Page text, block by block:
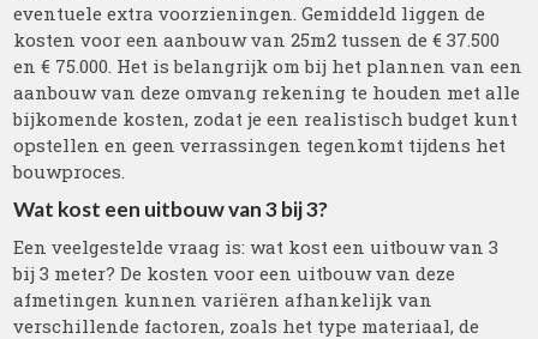
eventuele extra voorzieningen. Gemiddeld liggen de
kosten voor een aanbouw van 25m2 tussen de € 37.500
en € 75.000. Het is belangrijk om bij het plannen van een
aanbouw van deze omvang rekening te houden met alle
bijkomende kosten, zodat je een realistisch budget kunt
opstellen en geen verrassingen tegenkomt tijdens het
bouwproces.
Wat kost een uitbouw van 3 bij 3?
Een veelgestelde vraag is: wat kost een uitbouw van 3
bij 3 meter? De kosten voor een uitbouw van deze
afmetingen kunnen variëren afhankelijk van
verschillende factoren, zoals het type materiaal, de